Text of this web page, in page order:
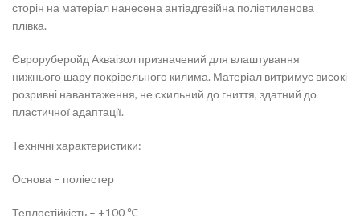
сторін на матеріал нанесена антіадгезійна поліетиленова
плівка.
Євроруберойд Акваізол призначений для влаштування
нижнього шару покрівельного килима. Матеріал витримує високі
розривні навантаження, не схильний до гниття, здатний до
пластичної адаптації.
Технічні характеристики:
Основа – поліестер
Теплостійкість – +100 ℃